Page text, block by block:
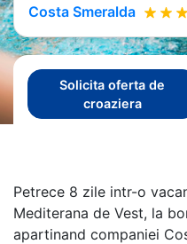
Costa Smeralda
Solicita oferta de
croaziera
Petrece 8 zile intr-o
Mediterana de Vest, la
apartinand companiei